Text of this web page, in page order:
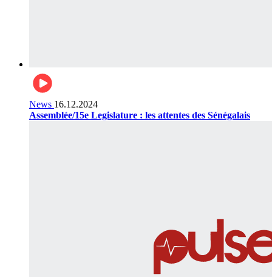
News 16.12.2024
Assemblée/15e Legislature : les attentes des Sénégalais